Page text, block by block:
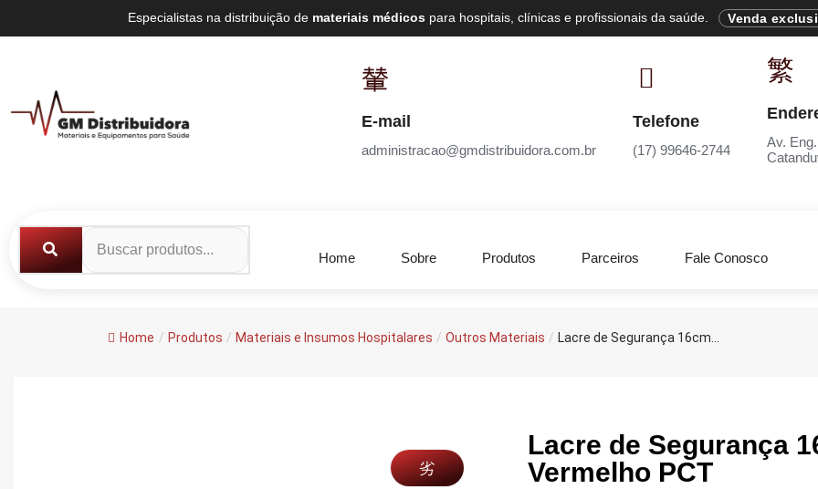
Especialistas na distribuição de materiais médicospara hospitais, clínicas e profissionais da saúde. Venda
E-mail
administracao@gmdistribuidora.com.br
Telefone
(17) 99646-2744
Av.
Home Sobre Produtos Parceiros Fale Conosco
Home / Produtos / Materiais e Insumos Hospitalares / Outros Materiais / Lacre de Segurança 16cm...
Lacre de Segurança
Vermelho PCT